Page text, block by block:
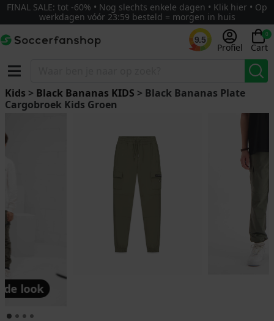
FINAL SALE: tot -60% • Nog slechts enkele dagen • Klik hier • Op
werkdagen vóór 23:59 besteld = morgen in huis
9.5
Profiel
0
Cart
Kids > Black Bananas KIDS > Black Bananas Plate
Cargobroek Kids Groen
de look